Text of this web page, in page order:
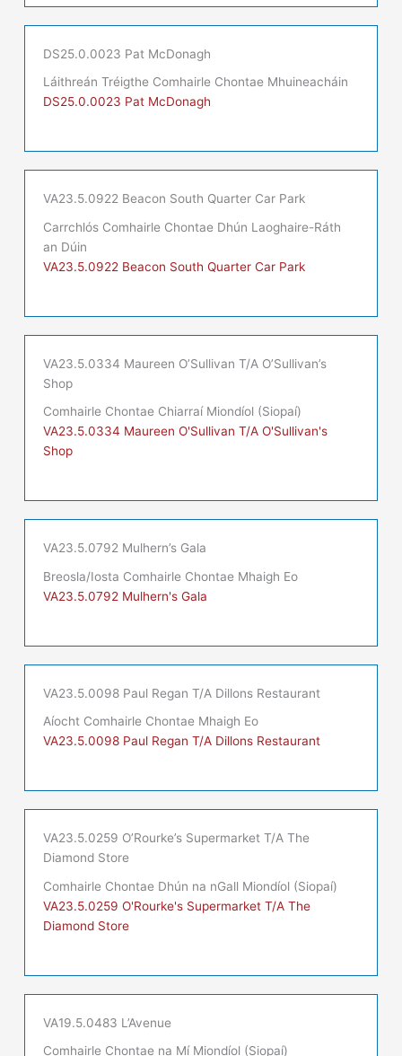
DS25.0.0023 Pat McDonagh
Láithreán Tréigthe Comhairle Chontae Mhuineacháin
DS25.0.0023 Pat McDonagh
VA23.5.0922 Beacon South Quarter Car Park
Carrchlós Comhairle Chontae Dhún Laoghaire-Ráth
an Dúin
VA23.5.0922 Beacon South Quarter Car Park
VA23.5.0334 Maureen O’Sullivan T/A O’Sullivan’s
Shop
Comhairle Chontae Chiarraí Miondíol (Siopaí)
VA23.5.0334 Maureen O'Sullivan T/A O'Sullivan's
Shop
VA23.5.0792 Mulhern’s Gala
Breosla/Iosta Comhairle Chontae Mhaigh Eo
VA23.5.0792 Mulhern's Gala
VA23.5.0098 Paul Regan T/A Dillons Restaurant
Aíocht Comhairle Chontae Mhaigh Eo
VA23.5.0098 Paul Regan T/A Dillons Restaurant
VA23.5.0259 O’Rourke’s Supermarket T/A The
Diamond Store
Comhairle Chontae Dhún na nGall Miondíol (Siopaí)
VA23.5.0259 O'Rourke's Supermarket T/A The
Diamond Store
VA19.5.0483 L’Avenue
Comhairle Chontae na Mí Miondíol (Siopaí)